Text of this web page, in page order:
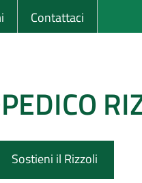
Contattaci
Sostieni il Rizzoli